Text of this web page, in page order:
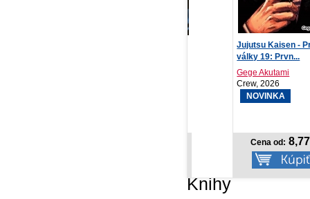
Jujutsu Kaisen - Prokleté
války 19: Prvn...
Gege Akutami
8,77 €
Knihy